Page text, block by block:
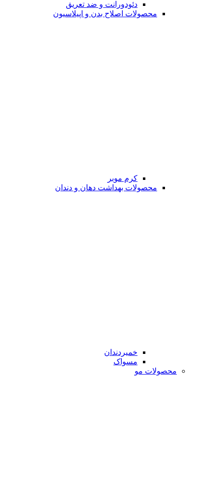
دئودورانت و ضد تعریق
محصولات اصلاح بدن و اپیلاسیون
کرم موبر
محصولات بهداشت دهان و دندان
خمیردندان
مسواک
محصولات مو